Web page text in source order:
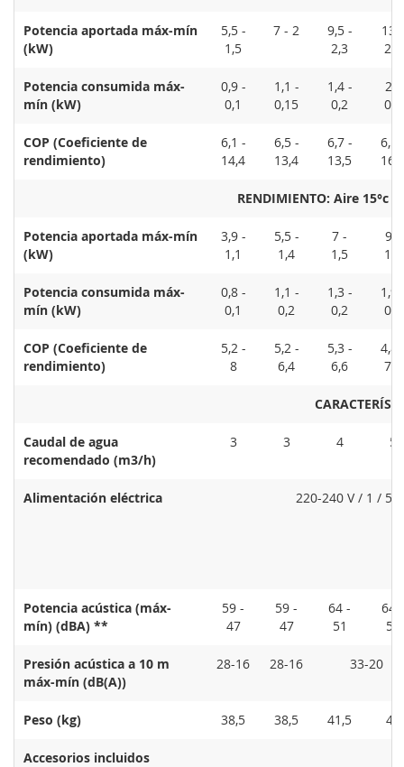
Potencia aportada máx-mín
(kW)
5,5 -
1,5
7 - 2
9,5 -
2,3
13 -
2,4
Potencia consumida máx-
mín (kW)
0,9 -
0,1
1,1 -
0,15
1,4 -
0,2
2 -
0,1
COP (Coeficiente de
rendimiento)
6,1 -
14,4
6,5 -
13,4
6,7 -
13,5
6,5
16,4
RENDIMIENTO: Aire 15°c
Potencia aportada máx-mín
(kW)
3,9 -
1,1
5,5 -
1,4
7 -
1,5
9 -
1,7
Potencia consumida máx-
mín (kW)
0,8 -
0,1
1,1 -
0,2
1,3 -
0,2
1,9
0,2
COP (Coeficiente de
rendimiento)
5,2 -
8
5,2 -
6,4
5,3 -
6,6
4,8
7,8
Caudal de agua
recomendado (m3/h)
3 3 4 5
Alimentación eléctrica 220-240 V / 1 /
Potencia acústica (máx-
mín) (dBA) **
59 -
47
59 -
47
64 -
51
64 -
51
Presión acústica a 10 m
máx-mín (dB(A))
28-16 28-16 33-20
Peso (kg) 38,5 38,5 41,5 46
Accesorios incluidos